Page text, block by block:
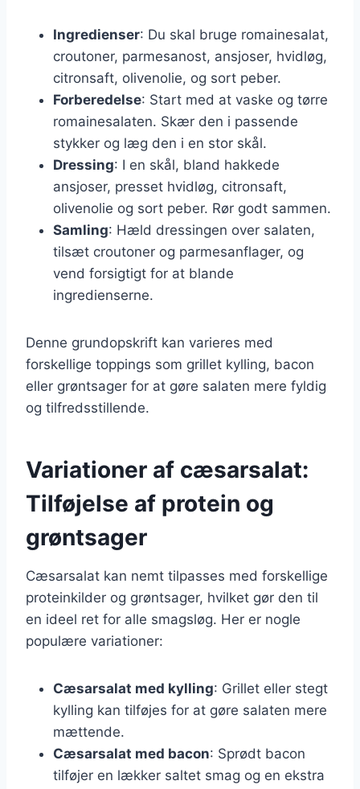
Ingredienser: Du skal bruge romainesalat,
croutoner, parmesanost, ansjoser, hvidløg,
citronsaft, olivenolie, og sort peber.
Forberedelse: Start med at vaske og tørre
romainesalaten. Skær den i passende
stykker og læg den i en stor skål.
Dressing: I en skål, bland hakkede
ansjoser, presset hvidløg, citronsaft,
olivenolie og sort peber. Rør godt sammen.
Samling: Hæld dressingen over salaten,
tilsæt croutoner og parmesanflager, og
vend forsigtigt for at blande
ingredienserne.
Denne grundopskrift kan varieres med
forskellige toppings som grillet kylling, bacon
eller grøntsager for at gøre salaten mere fyldig
og tilfredsstillende.
Variationer af cæsarsalat:
Tilføjelse af protein og
grøntsager
Cæsarsalat kan nemt tilpasses med forskellige
proteinkilder og grøntsager, hvilket gør den til
en ideel ret for alle smagsløg. Her er nogle
populære variationer:
Cæsarsalat med kylling: Grillet eller stegt
kylling kan tilføjes for at gøre salaten mere
mættende.
Cæsarsalat med bacon: Sprødt bacon
tilføjer en lækker saltet smag og en ekstra